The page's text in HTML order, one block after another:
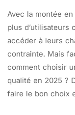
Avec la montée
plus d’utilisateurs
accéder à leurs
contrainte. Mais
comment choisir
qualité en 2025 ?
faire le bon choix